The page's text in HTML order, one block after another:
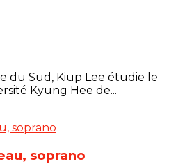
du Sud, Kiup Lee étudie le
Kyung Hee de...
soprano